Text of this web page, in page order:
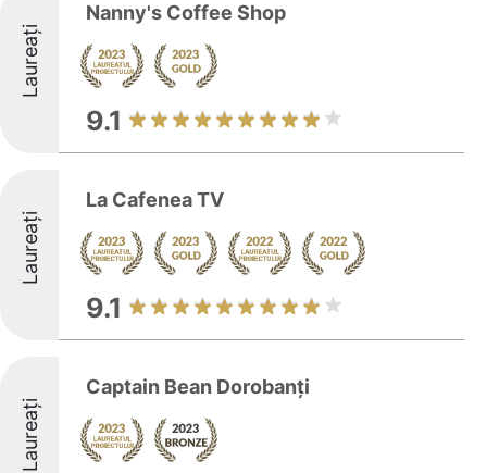
Laureați
Nanny's Coffee Shop
9.1
Laureați
La Cafenea TV
9.1
Laureați
Captain Bean Dorobanți